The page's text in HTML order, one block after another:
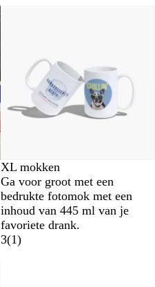
XL mokken
Ga voor groot met een
bedrukte fotomok met een
inhoud van 445 ml van je
favoriete drank.
3(1)